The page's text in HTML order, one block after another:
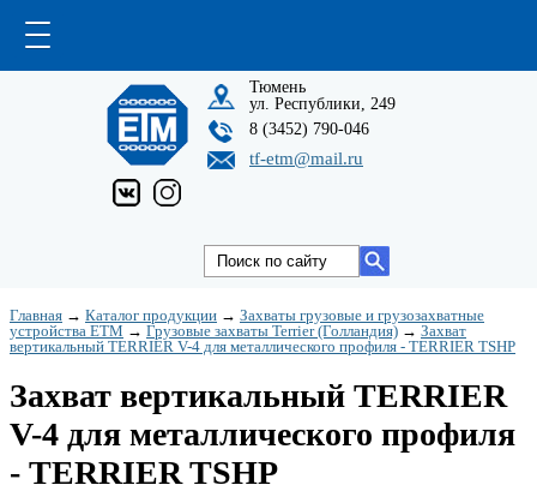
Тюмень
ул. Республики, 249
8 (3452) 790-046
tf-etm@mail.ru
Главная → Каталог продукции → Захваты грузовые и грузозахватные
устройства ETM → Грузовые захваты Terrier (Голландия) → Захват
вертикальный TERRIER V-4 для металлического профиля - TERRIER TSHP
Захват вертикальный TERRIER
V-4 для металлического профиля
- TERRIER TSHP